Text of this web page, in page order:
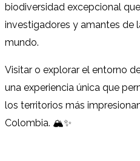
biodiversidad excepcional
investigadores y amantes de
mundo.
Visitar o explorar el entorno
una experiencia única que
los territorios más
Colombia. 🏔️✨